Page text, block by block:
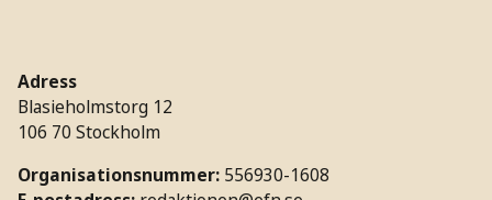
Adress
Blasieholmstorg 12
106 70 Stockholm
Organisationsnummer: 556930-1608